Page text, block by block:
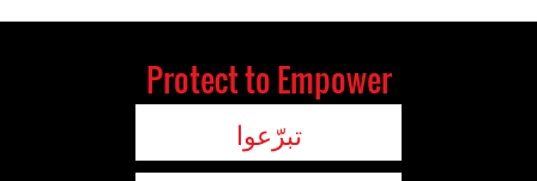
Protect to Empower
تبرّعوا